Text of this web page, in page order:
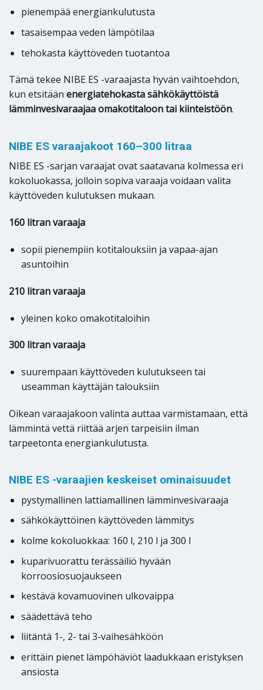
pienempää energiankulutusta
tasaisempaa veden lämpötilaa
tehokasta käyttöveden tuotantoa
Tämä tekee NIBE ES -varaajasta hyvän vaihtoehdon,
kun etsitään energiatehokasta sähkökäyttöistä
lämminvesivaraajaa omakotitaloon tai kiinteistöön.
NIBE ES varaajakoot 160–300 litraa
NIBE ES -sarjan varaajat ovat saatavana kolmessa eri
kokoluokassa, jolloin sopiva varaaja voidaan valita
käyttöveden kulutuksen mukaan.
160 litran varaaja
sopii pienempiin kotitalouksiin ja vapaa-ajan
asuntoihin
210 litran varaaja
yleinen koko omakotitaloihin
300 litran varaaja
suurempaan käyttöveden kulutukseen tai
useamman käyttäjän talouksiin
Oikean varaajakoon valinta auttaa varmistamaan, että
lämmintä vettä riittää arjen tarpeisiin ilman
tarpeetonta energiankulutusta.
NIBE ES -varaajien keskeiset ominaisuudet
pystymallinen lattiamallinen lämminvesivaraaja
sähkökäyttöinen käyttöveden lämmitys
kolme kokoluokkaa: 160 l, 210 l ja 300 l
kuparivuorattu terässäiliö hyvään
korroosiosuojaukseen
kestävä kovamuovinen ulkovaippa
säädettävä teho
liitäntä 1-, 2- tai 3-vaihesähköön
erittäin pienet lämpöhäviöt laadukkaan eristyksen
ansiosta